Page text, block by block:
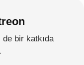
bir katkıda